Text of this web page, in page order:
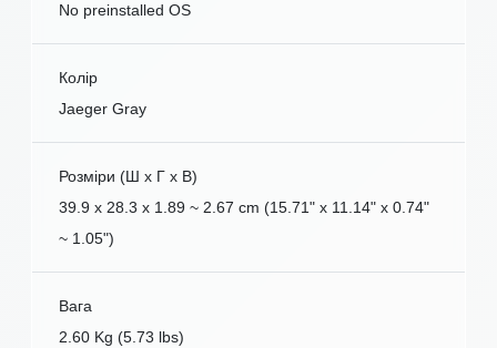
No preinstalled OS
Колір
Jaeger Gray
Розміри (Ш x Г x В)
39.9 x 28.3 x 1.89 ~ 2.67 cm (15.71" x 11.14" x 0.74"
~ 1.05")
Вага
2.60 Kg (5.73 lbs)